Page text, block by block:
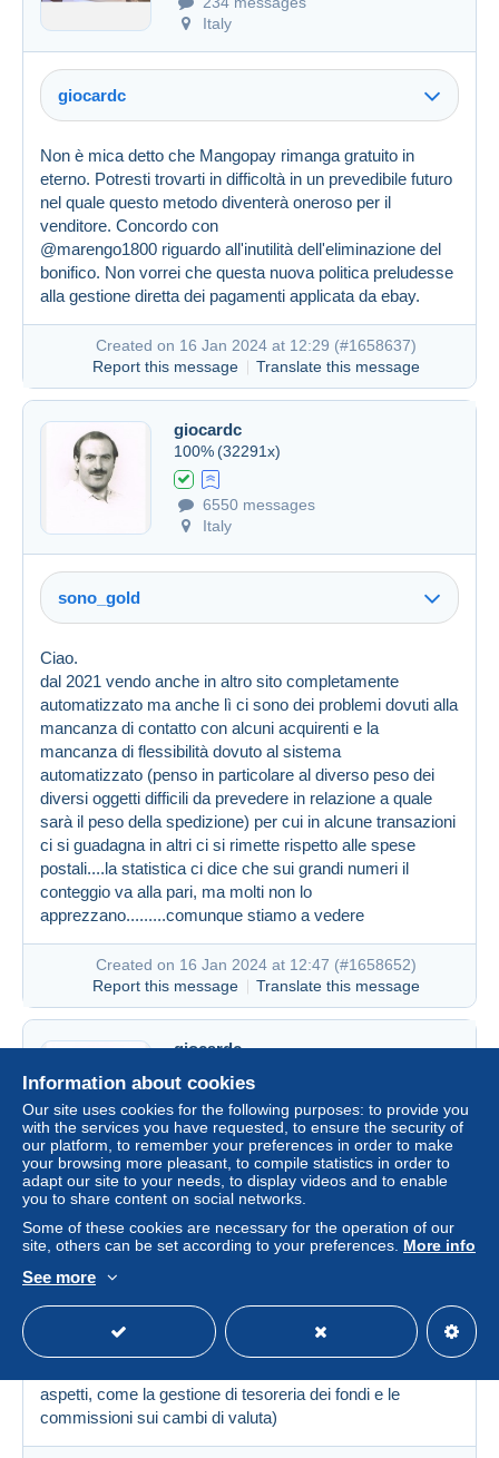
Italy
giocardc
Created on 16 Jan 2024 at 12:12 #1658616
Non è mica detto che Mangopay rimanga gratuito in
eterno. Potresti trovarti in difficoltà in un prevedibile futuro
nel quale questo metodo diventerà oneroso per il
venditore. Concordo con
@marengo1800 riguardo all'inutilità dell'eliminazione del
bonifico. Non vorrei che questa nuova politica preludesse
alla gestione diretta dei pagamenti applicata da ebay.
Created on 16 Jan 2024 at 12:29 (#1658637)
Report this message
Translate this message
giocardc
100% (32291x)
6550 messages
Italy
sono_gold
Created on 16 Jan 2024 at 12:27 #1658631
Ciao.
dal 2021 vendo anche in altro sito completamente
automatizzato ma anche lì ci sono dei problemi dovuti alla
mancanza di contatto con alcuni acquirenti e la
mancanza di flessibilità dovuto al sistema
automatizzato (penso in particolare al diverso peso dei
diversi oggetti difficili da prevedere in relazione a quale
sarà il peso della spedizione) per cui in alcune transazioni
ci si guadagna in altri ci si rimette rispetto alle spese
postali....la statistica ci dice che sui grandi numeri il
conteggio va alla pari, ma molti non lo
apprezzano.........comunque stiamo a vedere
Created on 16 Jan 2024 at 12:47 (#1658652)
Report this message
Translate this message
giocardc
6550 messages
Italy
Ciao,
presentano, comunque penso che la gratuità di Mango
Pay possa essere non di breve periodo, sostituita da altre
aspetti, come la gestione di tesoreria dei fondi e le
commissioni sui cambi di valuta)
Information about cookies
Our site uses cookies for the following purposes: to provide you
with the services you have requested, to ensure the security of
our platform, to remember your preferences in order to make
your browsing more pleasant, to compile statistics in order to
adapt our site to your needs, to display videos and to enable
you to share content on social networks.
Some of these cookies are necessary for the operation of our
site, others can be set according to your preferences. More info
See more